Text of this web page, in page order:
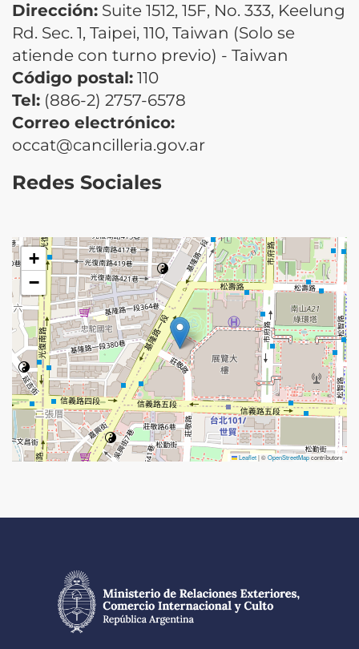
Dirección: Suite 1512, 15F, No. 333, Keelung
Rd. Sec. 1, Taipei, 110, Taiwan (Solo se
atiende con turno previo) - Taiwan
Código postal: 110
Tel: (886-2) 2757-6578
Correo electrónico:
occat@cancilleria.gov.ar
Redes Sociales
+
−
Leaflet|©OpenStreetMapcontributors